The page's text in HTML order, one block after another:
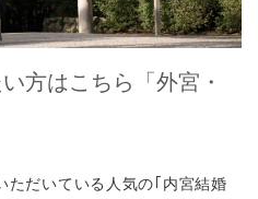
方はこちら「外宮・
ただいている人気の｢内宮結婚